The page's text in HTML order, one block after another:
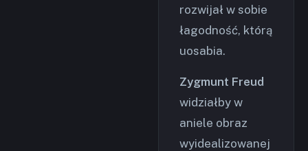
rozwijał w sobie
łagodność, którą
uosabia.
Zygmunt Freud
widziałby w
aniele obraz
wyidealizowanej